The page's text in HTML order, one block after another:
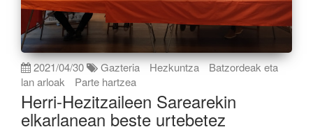
2021/04/30 Gazteria Hezkuntza
Batzordeak eta
lan arloak
Parte hartzea
Herri-Hezitzaileen Sarearekin
elkarlanean beste urtebetez